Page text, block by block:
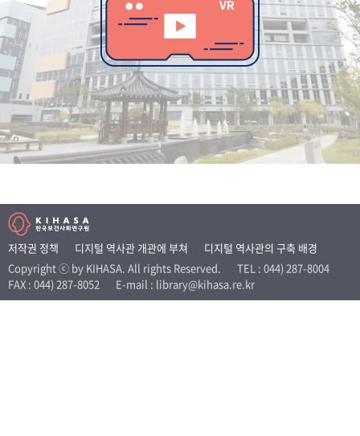
사진 아카이브 문서 기록물 행정박물 영상 기록물
50 주년 기념
성과 50선 숫자로 보는 50년 50 +1주년 광장
세계와 함께 한 KIHASA
VR 역사관
저작권 정책 디지털 역사관 개관에 부쳐
디지털 역사관의 구축 배경
Copyright ⓒ by KIHASA. All rights Reserved.
TEL : 044) 287-8004
FAX : 044) 287-8052
E-mail : library@kihasa.re.kr